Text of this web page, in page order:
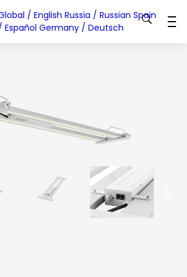
/ English Russia / Russian Spain
Español Germany / Deutsch